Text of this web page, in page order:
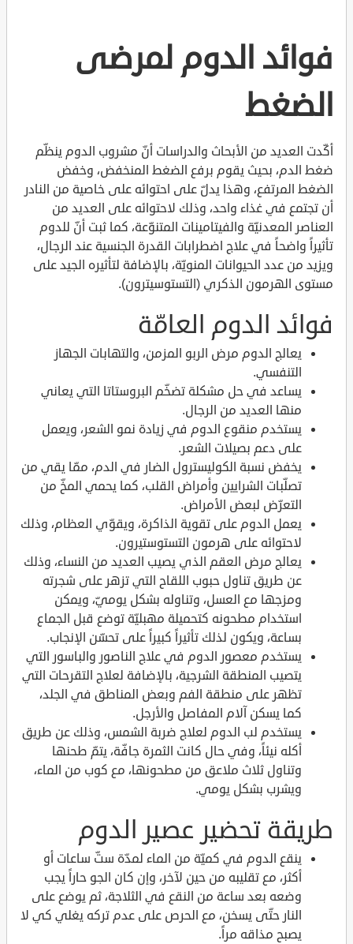
فوائد الدوم لمرضى
الضغط
أكّدت العديد من الأبحاث والدراسات أنّ مشروب الدوم ينظّم
ضغط الدم، بحيث يقوم برفع الضغط المنخفض، وخفض
الضغط المرتفع، وهذا يدلّ على احتوائه على خاصية من النادر
أن تجتمع في غذاء واحد، وذلك لاحتوائه على العديد من
العناصر المعدنيّة والفيتامينات المتنوّعة، كما ثبت أنّ للدوم
تأثيراً واضحاً في علاج اضطرابات القدرة الجنسية عند الرجال،
ويزيد من عدد الحيوانات المنويّة، بالإضافة لتأثيره الجيد على
مستوى الهرمون الذكري (التستوسيترون).
فوائد الدوم العامّة
يعالج الدوم مرض الربو المزمن، والتهابات الجهاز
التنفسي.
يساعد في حل مشكلة تضخّم البروستاتا التي يعاني
منها العديد من الرجال.
يستخدم منقوع الدوم في زيادة نمو الشعر، ويعمل
على دعم بصيلات الشعر.
يخفض نسبة الكوليسترول الضار في الدم، ممّا يقي من
تصلّبات الشرايين وأمراض القلب، كما يحمي المخّ من
التعرّض لبعض الأمراض.
يعمل الدوم على تقوية الذاكرة، ويقوّي العظام، وذلك
لاحتوائه على هرمون التستوستيرون.
يعالج مرض العقم الذي يصيب العديد من النساء، وذلك
عن طريق تناول حبوب اللقاح التي تزهر على شجرته
ومزجها مع العسل، وتناوله بشكل يوميّ، ويمكن
استخدام مطحونه كتحميلة مهبليّة توضع قبل الجماع
بساعة، ويكون لذلك تأثيراً كبيراً على تحسّن الإنجاب.
يستخدم معصور الدوم في علاج الناصور والباسور التي
يتصيب المنطقة الشرجية، بالإضافة لعلاج التقرحات التي
تظهر على منطقة الفم وبعض المناطق في الجلد،
كما يسكن آلام المفاصل والأرجل.
يستخدم لب الدوم لعلاج ضربة الشمس، وذلك عن طريق
أكله نيئاً، وفي حال كانت الثمرة جافّة، يتمّ طحنها
وتناول ثلاث ملاعق من مطحونها، مع كوب من الماء،
ويشرب بشكل يومي.
طريقة تحضير عصير الدوم
ينقع الدوم في كميّة من الماء لمدّة ستّ ساعات أو
أكثر، مع تقليبه من حين لآخر، وإن كان الجو حاراً يجب
وضعه بعد ساعة من النقع في الثلاجة، ثم يوضع على
النار حتّى يسخن، مع الحرص على عدم تركه يغلي كي لا
يصبح مذاقه مراً.